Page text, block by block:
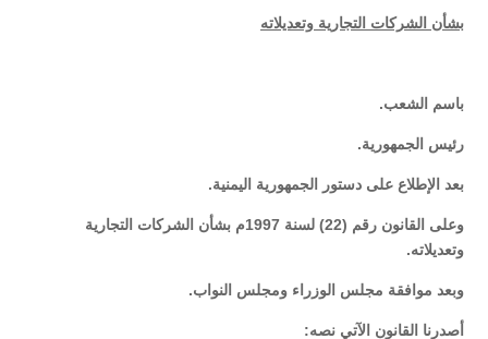
بشأن الشركات التجارية وتعديلاته
باسم الشعب.
رئيس الجمهورية.
بعد الإطلاع على دستور الجمهورية اليمنية.
وعلى القانون رقم (22) لسنة 1997م بشأن الشركات التجارية
وتعديلاته.
وبعد موافقة مجلس الوزراء ومجلس النواب.
أصدرنا القانون الآتي نصه: